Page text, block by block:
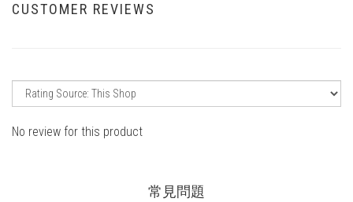
CUSTOMER REVIEWS
No review for this product
常見問題